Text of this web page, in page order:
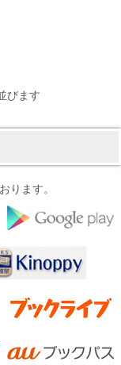
びます
ります。